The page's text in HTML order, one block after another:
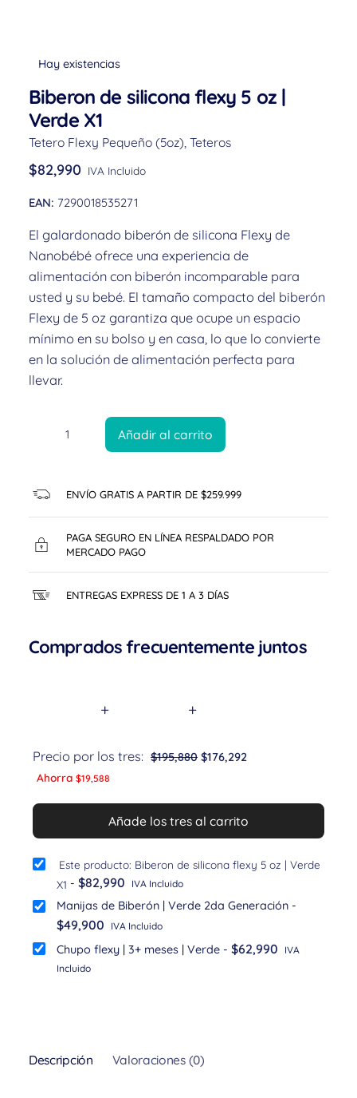
Hay existencias
Biberon de silicona flexy 5 oz |
Verde X1
Tetero Flexy Pequeño (5oz) Teteros
$82,990 IVA Incluido
EAN: 7290018535271
El galardonado biberón de silicona Flexy de
Nanobébé ofrece una experiencia de
alimentación con biberón incomparable para
usted y su bebé. El tamaño compacto del biberón
Flexy de 5 oz garantiza que ocupe un espacio
mínimo en su bolso y en casa, lo que lo convierte
en la solución de alimentación perfecta para
llevar.
Añadir al carrito
ENVÍO GRATIS A PARTIR DE $259.999
PAGA SEGURO EN LÍNEA RESPALDADO POR
MERCADO PAGO
ENTREGAS EXPRESS DE 1 A 3 DÍAS
Comprados frecuentemente juntos
+ +
Precio por los tres: $195,880 $176,292
Ahorra $19,588
Añade los tres al carrito
Este producto: Biberon de silicona flexy 5 oz | Verde
X1 - $82,990 IVA Incluido
Manijas de Biberón | Verde 2da Generación -
$49,900 IVA Incluido
Chupo flexy | 3+ meses | Verde - $62,990
IVA
Incluido
Descripción Valoraciones (0)